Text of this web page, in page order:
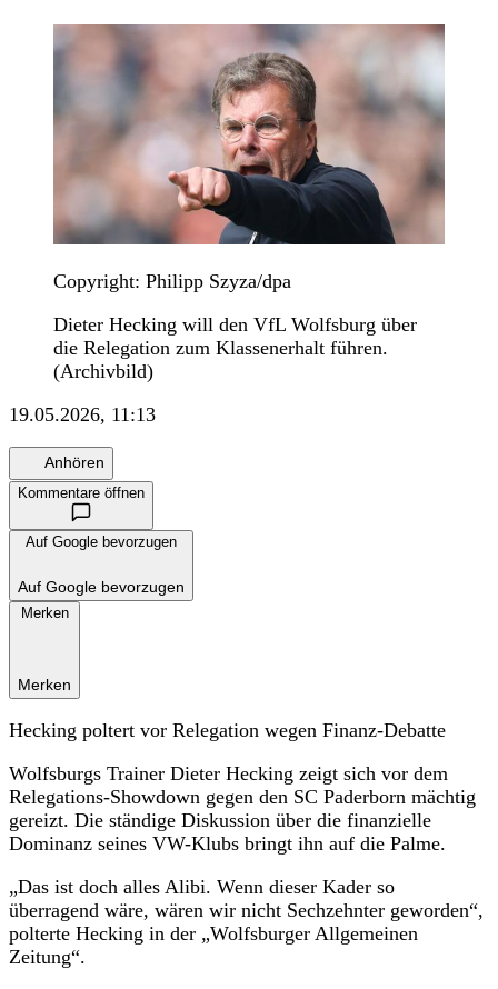
Copyright: Philipp Szyza/dpa
Dieter Hecking will den VfL Wolfsburg über
die Relegation zum Klassenerhalt führen.
(Archivbild)
19.05.2026, 11:13
Anhören
Kommentare öffnen
Auf Google bevorzugen
Auf Google bevorzugen
Merken
Merken
Hecking poltert vor Relegation wegen Finanz-Debatte
Wolfsburgs Trainer Dieter Hecking zeigt sich vor dem
Relegations-Showdown gegen den SC Paderborn mächtig
gereizt. Die ständige Diskussion über die finanzielle
Dominanz seines VW-Klubs bringt ihn auf die Palme.
„Das ist doch alles Alibi. Wenn dieser Kader so
überragend wäre, wären wir nicht Sechzehnter geworden“,
polterte Hecking in der „Wolfsburger Allgemeinen
Zeitung“.